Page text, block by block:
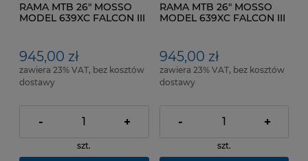
RAMA MTB 26" MOSSO
MODEL 639XC FALCON III
945,00 zł
zawiera 23% VAT, bez kosztów
dostawy
- +
szt.
RAMA MTB 26" MOSSO
MODEL 639XC FALCON III
945,00 zł
zawiera 23% VAT, bez kosztów
dostawy
- +
szt.